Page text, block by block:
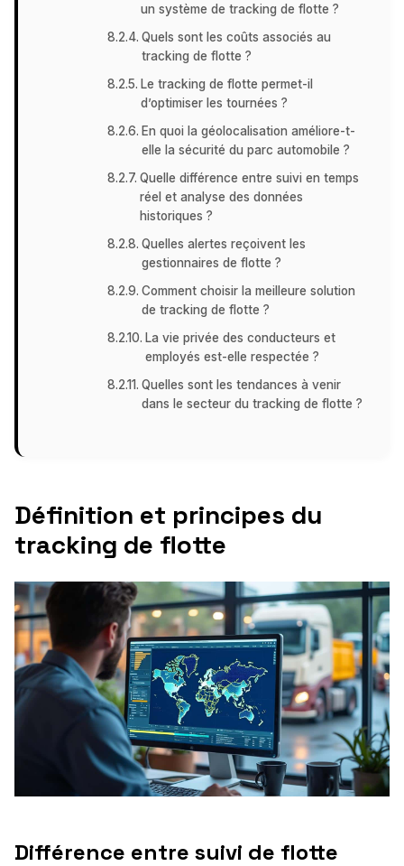
un système de tracking de flotte ?
Quels sont les coûts associés au
tracking de flotte ?
Le tracking de flotte permet-il
d’optimiser les tournées ?
En quoi la géolocalisation améliore-t-
elle la sécurité du parc automobile ?
Quelle différence entre suivi en temps
réel et analyse des données
historiques ?
Quelles alertes reçoivent les
gestionnaires de flotte ?
Comment choisir la meilleure solution
de tracking de flotte ?
La vie privée des conducteurs et
employés est-elle respectée ?
Quelles sont les tendances à venir
dans le secteur du tracking de flotte ?
Définition et principes du
tracking de flotte
Différence entre suivi de flotte